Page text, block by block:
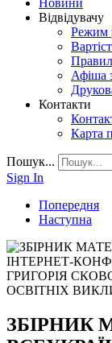
Новини
Відвідувачу
Режим
Афіша
Контакти
Карта
Пошук...
Sign In
Попередня
Наступна
ЗБІРНИК